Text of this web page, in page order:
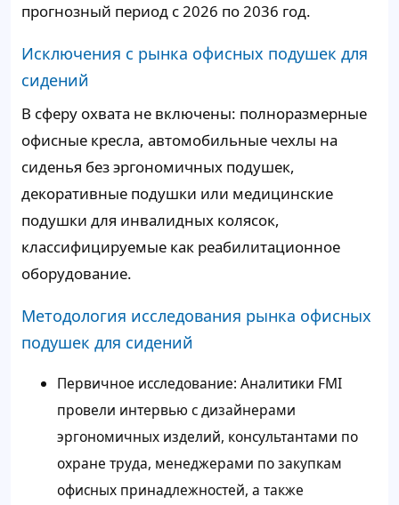
прогнозный период с 2026 по 2036 год.
Исключения с рынка офисных подушек для
сидений
В сферу охвата не включены: полноразмерные
офисные кресла, автомобильные чехлы на
сиденья без эргономичных подушек,
декоративные подушки или медицинские
подушки для инвалидных колясок,
классифицируемые как реабилитационное
оборудование.
Методология исследования рынка офисных
подушек для сидений
Первичное исследование: Аналитики FMI
провели интервью с дизайнерами
эргономичных изделий, консультантами по
охране труда, менеджерами по закупкам
офисных принадлежностей, а также